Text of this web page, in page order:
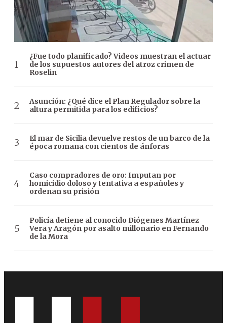
¿Fue todo planificado? Videos muestran el actuar
de los supuestos autores del atroz crimen de
Roselin
Asunción: ¿Qué dice el Plan Regulador sobre la
altura permitida para los edificios?
El mar de Sicilia devuelve restos de un barco de la
época romana con cientos de ánforas
Caso compradores de oro: Imputan por
homicidio doloso y tentativa a españoles y
ordenan su prisión
Policía detiene al conocido Diógenes Martínez
Vera y Aragón por asalto millonario en Fernando
de la Mora